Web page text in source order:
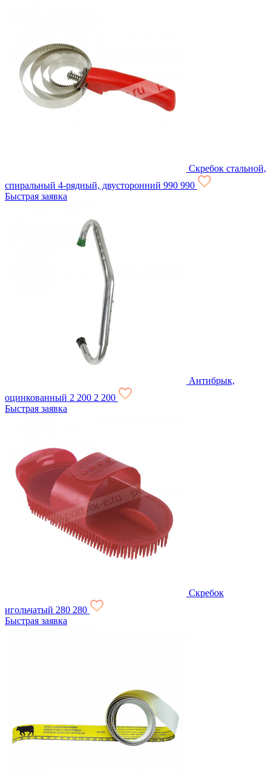
Скребок стальной,
спиральный 4-рядный, двусторонний 990 990
Быстрая заявка
Антибрык,
оцинкованный 2 200 2 200
Быстрая заявка
Скребок
игольчатый 280 280
Быстрая заявка